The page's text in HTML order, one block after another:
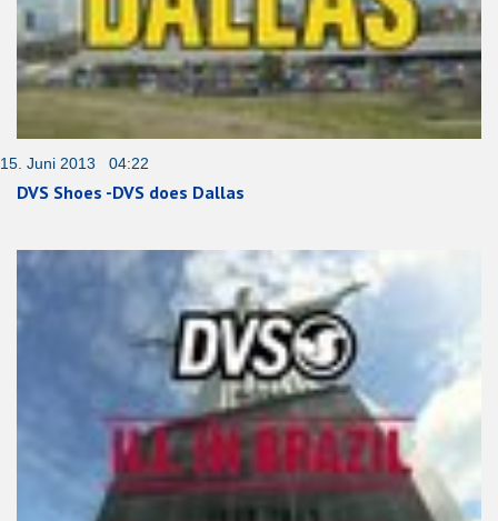
15. Juni 2013 04:22
DVS Shoes -DVS does Dallas